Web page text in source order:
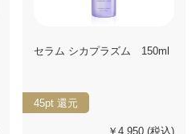
セラム シカプラズム 150ml
45pt 還元
￥4,950 (税込)